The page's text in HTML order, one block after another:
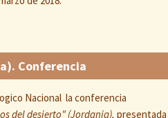
Conferencia
Nacional la conferencia
del desierto" (Jordania), presentada